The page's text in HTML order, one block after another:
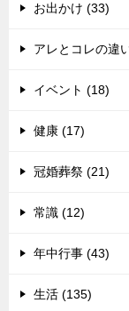
お出かけ (33)
アレとコレの違
イベント (18)
健康 (17)
冠婚葬祭 (21)
常識 (12)
年中行事 (43)
生活 (135)